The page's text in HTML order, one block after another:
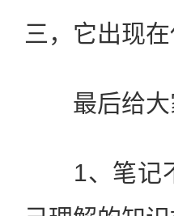
三，它出现
最后给大
1、笔记不